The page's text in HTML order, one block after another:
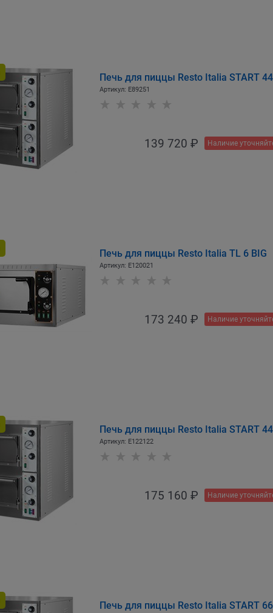
Печь для пиццы Resto Italia START 44
Артикул: E89251
139 720 ₽ Наличие
Печь для пиццы Resto Italia TL 6 BIG
Артикул: E120021
173 240 ₽ Наличие
Печь для пиццы Resto Italia START
Артикул: E122122
175 160 ₽ Наличие
Печь для пиццы Resto Italia START 66